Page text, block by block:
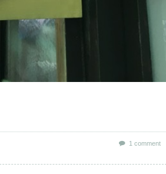
1 comment